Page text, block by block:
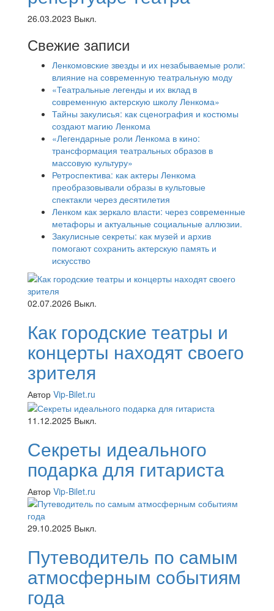
26.03.2023 Выкл.
Свежие записи
Ленкомовские звезды и их незабываемые роли:
влияние на современную театральную моду
«Театральные легенды и их вклад в
современную актерскую школу Ленкома»
Тайны закулисья: как сценография и костюмы
создают магию Ленкома
«Легендарные роли Ленкома в кино:
трансформация театральных образов в
массовую культуру»
Ретроспектива: как актеры Ленкома
преобразовывали образы в культовые
спектакли через десятилетия
Ленком как зеркало власти: через современные
метафоры и актуальные социальные аллюзии.
Закулисные секреты: как музей и архив
помогают сохранить актерскую память и
искусство
02.07.2026 Выкл.
Как городские театры и
концерты находят своего
зрителя
Автор Vip-Bilet.ru
11.12.2025 Выкл.
Секреты идеального
подарка для гитариста
Автор Vip-Bilet.ru
29.10.2025 Выкл.
Путеводитель по самым
атмосферным событиям
года